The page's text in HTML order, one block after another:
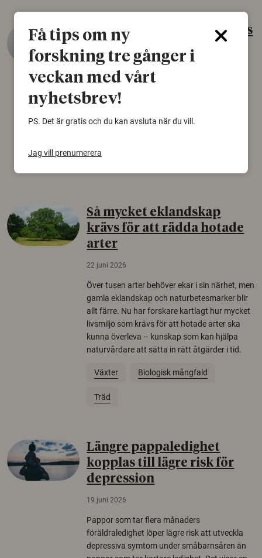
Gammalt skinn var Sveriges
äldsta sko
22 juni 2026
björnfäll visar sig vara delar av en 2000 år
skomode och beskrivs som mycket ovanligt i
Så mycket eklandskap
krävs för att rädda hotade
arter
22 juni 2026
Över tusen arter behöver ekar i sin närhet, men
gamla eklandskap och naturbetesmarker blir
allt färre. Nu har forskare kartlagt hur mycket
livsmiljö som krävs för att hotade arter ska
kunna överleva – kunskap som kan hjälpa
naturvårdare att sätta in rätt åtgärder i tid.
Växter Biologisk mångfald
Träd
Längre pappaledighet
kopplas till lägre risk för
depression
19 juni 2026
Pappor som tar flera månaders
föräldraledighet löper lägre risk att utveckla
depressiva symtom under småbarnsåren än
Få tips om ny
forskning tre gånger i
veckan med vårt
nyhetsbrev!
PS. Det är gratis och du kan avsluta när du vill.
Jag vill prenumerera